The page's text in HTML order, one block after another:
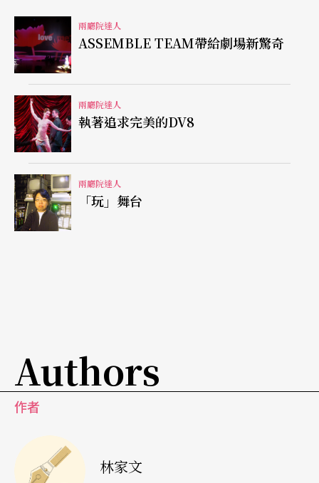
乏了最重要的「專業態度」，算不上是一名專業的
劇場人。
「專業態度」與個人先天特質有關，首先，你必須
要是一個「解決問題」的人，字典裡永遠沒有「N
O」，任何人丟過來的難題，都要保持正面態度樂
於接受。你不能是一個狹隘的人，必須設想很多面
向，客觀分析所有條件及資源，做出具有主見的判
斷。
送往迎來許多國內外大小表演團體中完成日復一日
的工作，這時候就要懂得從很簡單、很制式化的工
作中，去創造新的挑戰與刺激——例如，要求自己
每天須在演出團隊使用前十分鐘，便開啟舞台燈，
完成所有的準備工作；或是把每個表演團體的習慣
兩廳院達人
ASSEMBLE TEAM帶給劇場新驚奇
兩廳院達人
執著追求完美的DV8
兩廳院達人
「玩」舞台
Authors
作者
林家文